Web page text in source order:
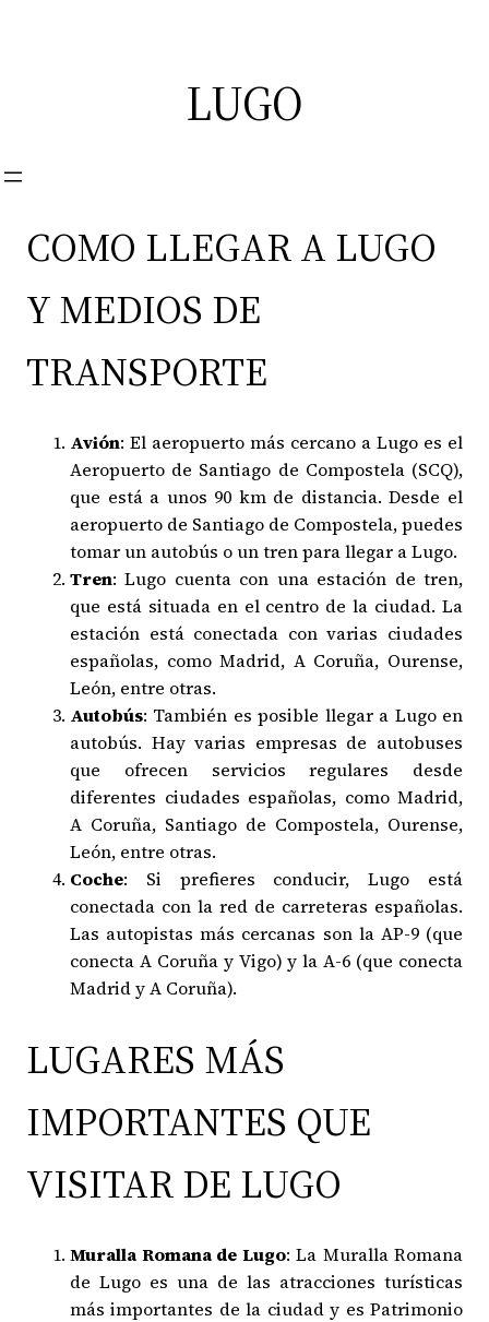
LUGO
COMO LLEGAR A LUGO
Y MEDIOS DE
TRANSPORTE
Avión: El aeropuerto más cercano a Lugo es el
Aeropuerto de Santiago de Compostela (SCQ),
que está a unos 90 km de distancia. Desde el
aeropuerto de Santiago de Compostela, puedes
tomar un autobús o un tren para llegar a Lugo.
Tren: Lugo cuenta con una estación de tren,
que está situada en el centro de la ciudad. La
estación está conectada con varias ciudades
españolas, como Madrid, A Coruña, Ourense,
León, entre otras.
Autobús: También es posible llegar a Lugo en
autobús. Hay varias empresas de autobuses
que ofrecen servicios regulares desde
diferentes ciudades españolas, como Madrid,
A Coruña, Santiago de Compostela, Ourense,
León, entre otras.
Coche: Si prefieres conducir, Lugo está
conectada con la red de carreteras españolas.
Las autopistas más cercanas son la AP-9 (que
conecta A Coruña y Vigo) y la A-6 (que conecta
Madrid y A Coruña).
LUGARES MÁS
IMPORTANTES QUE
VISITAR DE LUGO
Muralla Romana de Lugo: La Muralla Romana
de Lugo es una de las atracciones turísticas
más importantes de la ciudad y es Patrimonio